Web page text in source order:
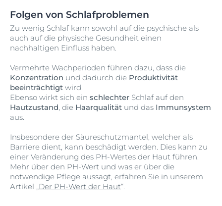
Folgen von Schlafproblemen
Zu wenig Schlaf kann sowohl auf die psychische als
auch auf die physische Gesundheit einen
nachhaltigen Einfluss haben.
Vermehrte Wachperioden führen dazu, dass die
Konzentration und dadurch die Produktivität
beeinträchtigt wird.
Ebenso wirkt sich ein schlechter Schlaf auf den
Hautzustand, die Haarqualität und das Immunsystem
aus.
Insbesondere der Säureschutzmantel, welcher als
Barriere dient, kann beschädigt werden. Dies kann zu
einer Veränderung des PH-Wertes der Haut führen.
Mehr über den PH-Wert und was er über die
notwendige Pflege aussagt, erfahren Sie in unserem
Artikel „Der PH-Wert der Haut“.